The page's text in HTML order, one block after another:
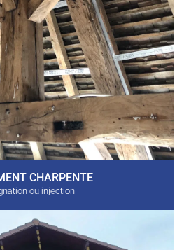
CHARPENTE
ou injection